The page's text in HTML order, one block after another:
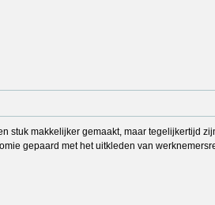
stuk makkelijker gemaakt, maar tegelijkertijd
gepaard met het uitkleden van